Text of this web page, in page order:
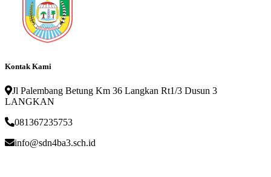
Kontak Kami
Jl Palembang Betung Km 36 Langkan Rt1/3 Dusun 3
LANGKAN
081367235753
info@sdn4ba3.sch.id